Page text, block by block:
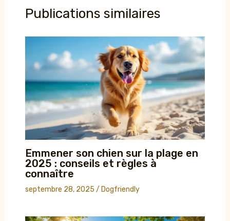
Publications similaires
Emmener son chien sur la plage en
2025 : conseils et règles à
connaître
septembre 28, 2025 / Dogfriendly